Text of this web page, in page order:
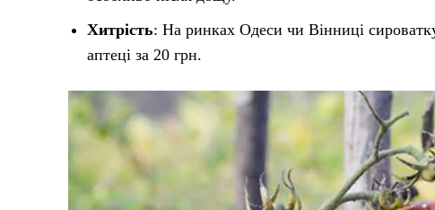
Хитрість: На ринках Одеси чи Вінниці
аптеці за 20 грн.